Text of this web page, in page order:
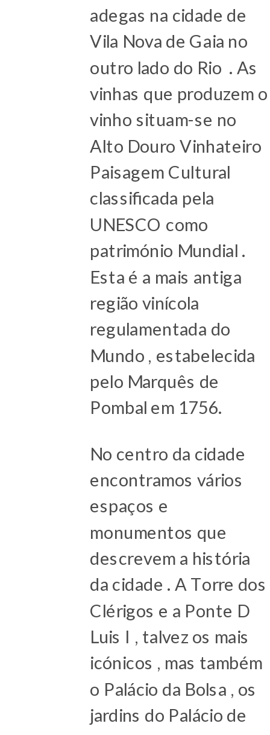
adegas na cidade de
Vila Nova de Gaia no
outro lado do Rio . As
vinhas que produzem o
vinho situam-se no
Alto Douro Vinhateiro
Paisagem Cultural
classificada pela
UNESCO como
património Mundial .
Esta é a mais antiga
região vinícola
regulamentada do
Mundo , estabelecida
pelo Marquês de
Pombal em 1756.
No centro da cidade
encontramos vários
espaços e
monumentos que
descrevem a história
da cidade . A Torre dos
Clérigos e a Ponte D
Luis I , talvez os mais
icónicos , mas também
o Palácio da Bolsa , os
jardins do Palácio de